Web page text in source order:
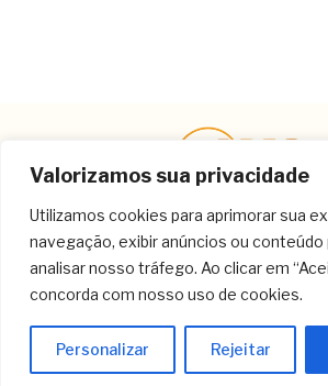
Valorizamos sua privacidade
Utilizamos cookies para aprimorar sua
navegação, exibir anúncios ou conteúdo
analisar nosso tráfego. Ao clicar em
concorda com nosso uso de cookies.
Personalizar Rejeitar
Contato
(11) 3259-8266